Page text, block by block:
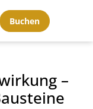
Buchen
–